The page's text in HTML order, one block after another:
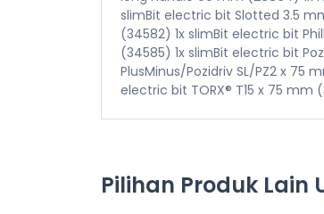
slimBit electric bit Slotted 3.5
(34582) 1x slimBit electric bit
(34585) 1x slimBit electric bit
PlusMinus/Pozidriv SL/PZ2 x 75
electric bit TORX® T15 x 75 mm
Pilihan Produk Lain